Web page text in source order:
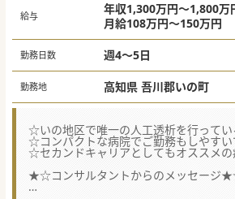
給与
年収1,300万円～1,800万
月給108万円～150万円
勤務日数 週4～5日
勤務地 高知県 吾川郡いの町
☆いの地区で唯一の人工透析を行ってい
☆コンパクトな病院でご勤務もしやすい
☆セカンドキャリアとしてもオススメの
★☆コンサルタントからのメッセージ